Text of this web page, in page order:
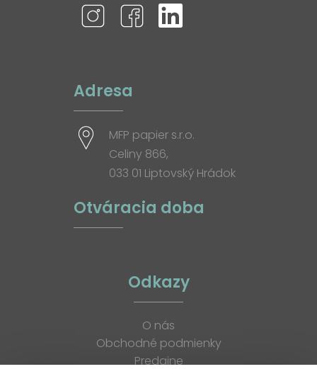
Adresa
MFP papier s.r.o.
Celiny 866,
033 01 Liptovský Hrádok
Otváracia doba
Odkazy
O nás
Obchodné podmienky
Predajne